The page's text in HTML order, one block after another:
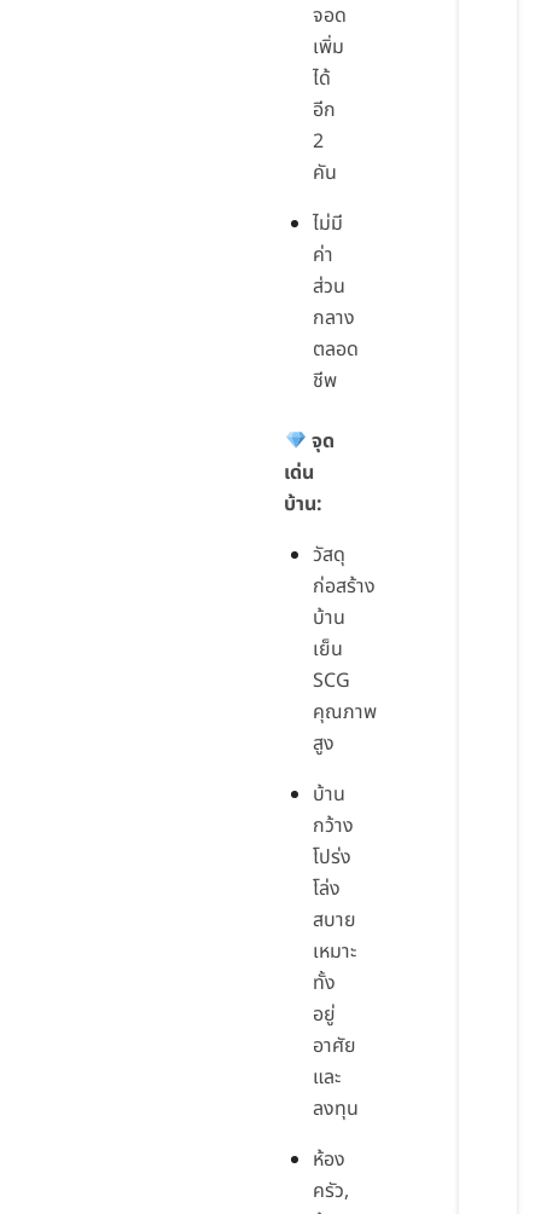
จอด
เพิ่ม
ได้
อีก
2
คัน
ไม่มี
ค่า
ส่วน
กลาง
ตลอด
ชีพ
จุด
เด่น
บ้าน:
วัสดุ
ก่อสร้าง
บ้าน
เย็น
SCG
คุณภาพ
สูง
บ้าน
กว้าง
โปร่ง
โล่ง
สบาย
เหมาะ
ทั้ง
อยู่
อาศัย
และ
ลงทุน
ห้อง
ครัว,